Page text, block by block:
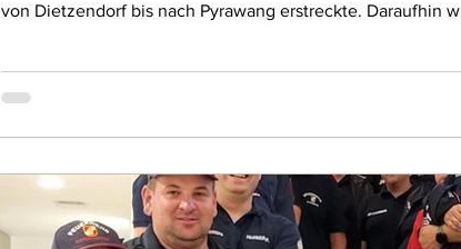
von Dietzendorf bis nach Pyrawang erstreckte. Daraufhin